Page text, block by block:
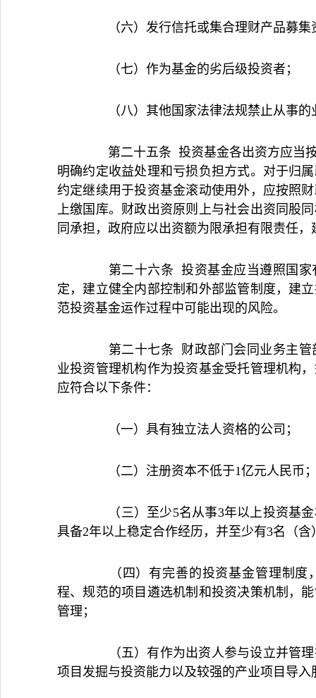
（六）发行信托或集合理财产品募集
（七）作为基金的劣后级投资者；
（八）其他国家法律法规禁止从事的
第二十五条 投资基金各出资方应当按
明确约定收益处理和亏损负担方式。对于归
约定继续用于投资基金滚动使用外，应按照
上缴国库。财政出资原则上与社会出资同股
同承担，政府应以出资额为限承担有限责任
第二十六条 投资基金应当遵照国家
定，建立健全内部控制和外部监管制度，建
范投资基金运作过程中可能出现的风险。
第二十七条 财政部门会同业务主管
业投资管理机构作为投资基金受托管理机构
应符合以下条件：
（一）具有独立法人资格的公司；
（二）注册资本不低于1亿元人民币
（三）至少5名从事3年以上投资基金
具备2年以上稳定合作经历，并至少有3名（
（四）有完善的投资基金管理制度
程、规范的项目遴选机制和投资决策机制，
管理；
（五）有作为出资人参与设立并管理
项目发掘与投资能力以及较强的产业项目导入